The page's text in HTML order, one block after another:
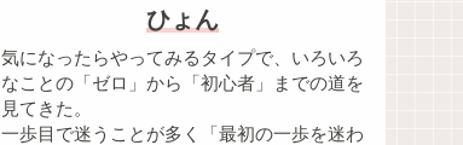
ひょん
気になったらやってみるタイプで、いろいろ
なことの「ゼロ」から「初心者」までの道を
見てきた。
一歩目で迷うことが多く「最初の一歩を迷わ